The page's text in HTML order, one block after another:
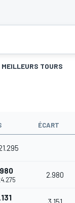
MEILLEURS TOURS
ÉCART
2.980